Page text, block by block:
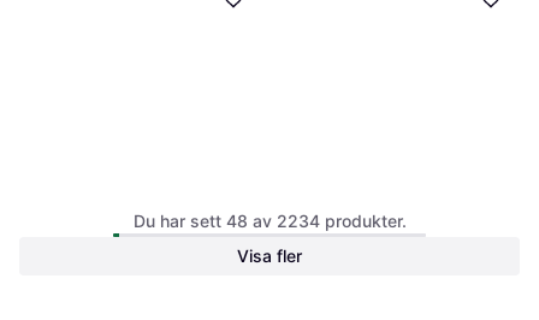
Lenovo Tab M10 FHD Plus
Läderfodral
Du har sett 48 av 2234 produkter.
Visa fler